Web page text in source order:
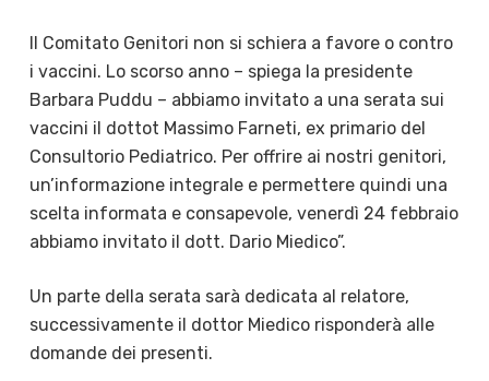
Il Comitato Genitori non si schiera a favore o contro
i vaccini. Lo scorso anno – spiega la presidente
Barbara Puddu – abbiamo invitato a una serata sui
vaccini il dottot Massimo Farneti, ex primario del
Consultorio Pediatrico. Per offrire ai nostri genitori,
un’informazione integrale e permettere quindi una
scelta informata e consapevole, venerdì 24 febbraio
abbiamo invitato il dott. Dario Miedico”.
Un parte della serata sarà dedicata al relatore,
successivamente il dottor Miedico risponderà alle
domande dei presenti.